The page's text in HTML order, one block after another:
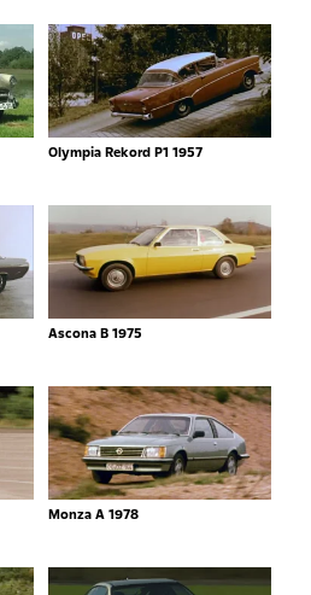
Olympia Rekord P1 1957
Ascona B 1975
Monza A 1978